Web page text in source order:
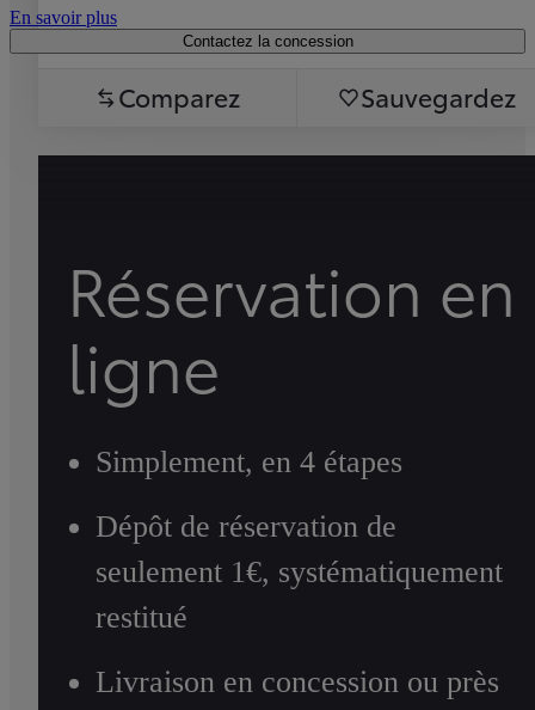
En savoir plus
Contactez la concession
Comparez Sauvegardez
Réservation en
ligne
Simplement, en 4 étapes
Dépôt de réservation de
seulement 1€, systématiquement
restitué
Livraison en concession ou près